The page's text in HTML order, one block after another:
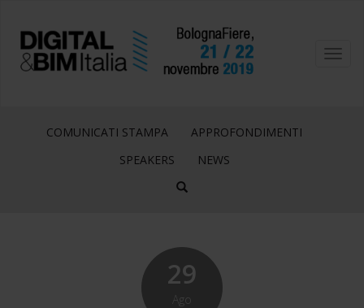
COMUNICATI STAMPA
APPROFONDIMENTI
SPEAKERS
NEWS
29
Ago